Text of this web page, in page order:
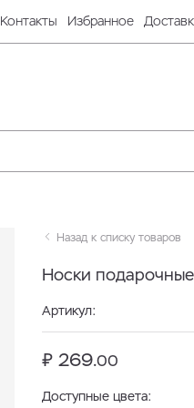
Контакты Избранное
Назад к списку товаров
Носки
Артикул:
₽ 269.00
Доступные цвета: